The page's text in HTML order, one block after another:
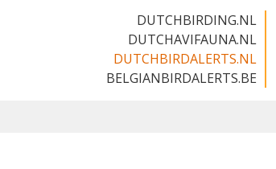
DUTCHBIRDING.NL
DUTCHAVIFAUNA.NL
DUTCHBIRDALERTS.NL
BELGIANBIRDALERTS.BE